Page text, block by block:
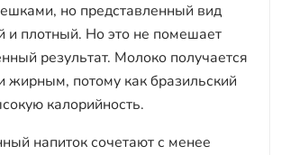
но представленный вид
и плотный. Но это не помешает
результат. Молоко получается
жирным, потому как бразильский
калорийность.
напиток сочетают с менее